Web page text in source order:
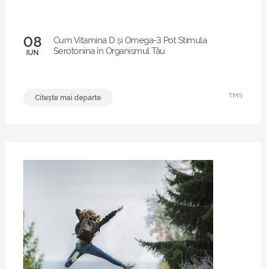
08
IUN
Cum Vitamina D și Omega-3 Pot Stimula
Serotonina în Organismul Tău
Citește mai departe TMS